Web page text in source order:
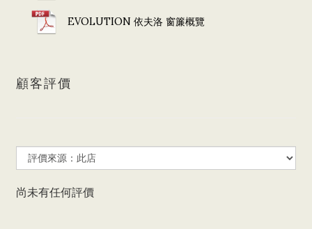
EVOLUTION 依夫洛 窗簾概覽
顧客評價
尚未有任何評價